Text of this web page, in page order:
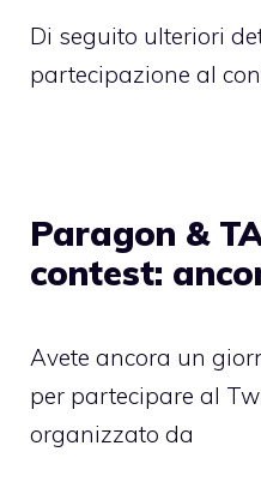
Di seguito ulteriori
partecipazione al
Paragon &
contest:
Avete ancora un
per partecipare al
organizzato da